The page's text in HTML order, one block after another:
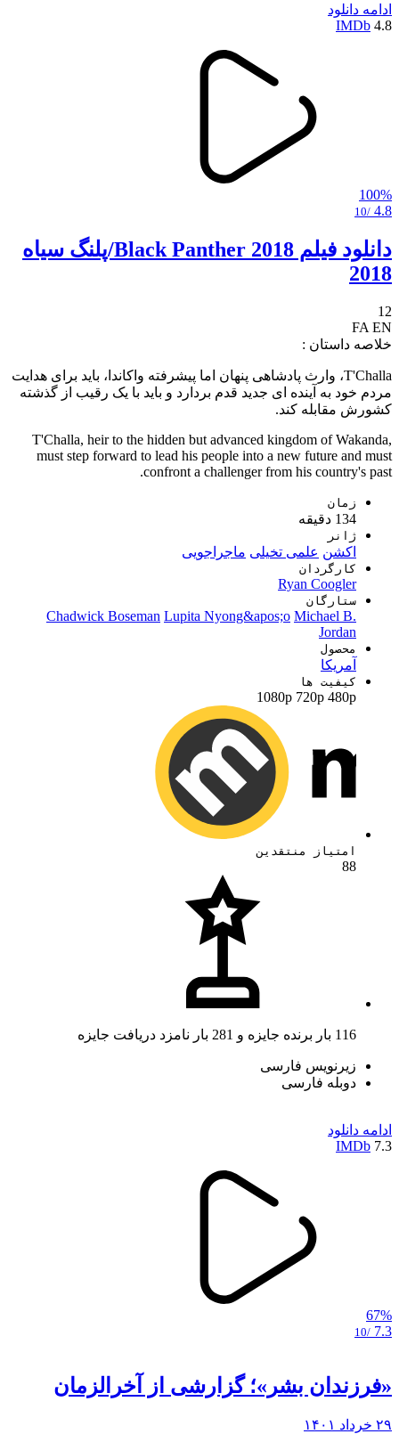
ادامه دانلود
4.8
IMDb
100%
4.8
/10
دانلود فیلم Black Panther 2018/پلنگ سیاه
2018
12
FA EN
خلاصه داستان :
T'Challa، وارث پادشاهی پنهان اما پیشرفته واکاندا، باید برای هدایت
مردم خود به آینده ای جدید قدم بردارد و باید با یک رقیب از گذشته
کشورش مقابله کند.
T'Challa, heir to the hidden but advanced kingdom of Wakanda,
must step forward to lead his people into a new future and must
confront a challenger from his country's past.
زمان
134 دقیقه
ژانر
اکشن علمی تخیلی ماجراجویی
کارگردان
Ryan Coogler
ستارگان
Chadwick Boseman Lupita Nyong&apos;o Michael B.
Jordan
محصول
آمریکا
کیفیت ها
1080p 720p 480p
امتیاز منتقدین
88
116 بار برنده جایزه و 281 بار نامزد دریافت جایزه
زیرنویس فارسی
دوبله فارسی
ادامه دانلود
7.3
IMDb
67%
7.3
/10
«فرزندان بشر»؛ گزارشی از آخرالزمان
۲۹ خرداد ۱۴۰۱